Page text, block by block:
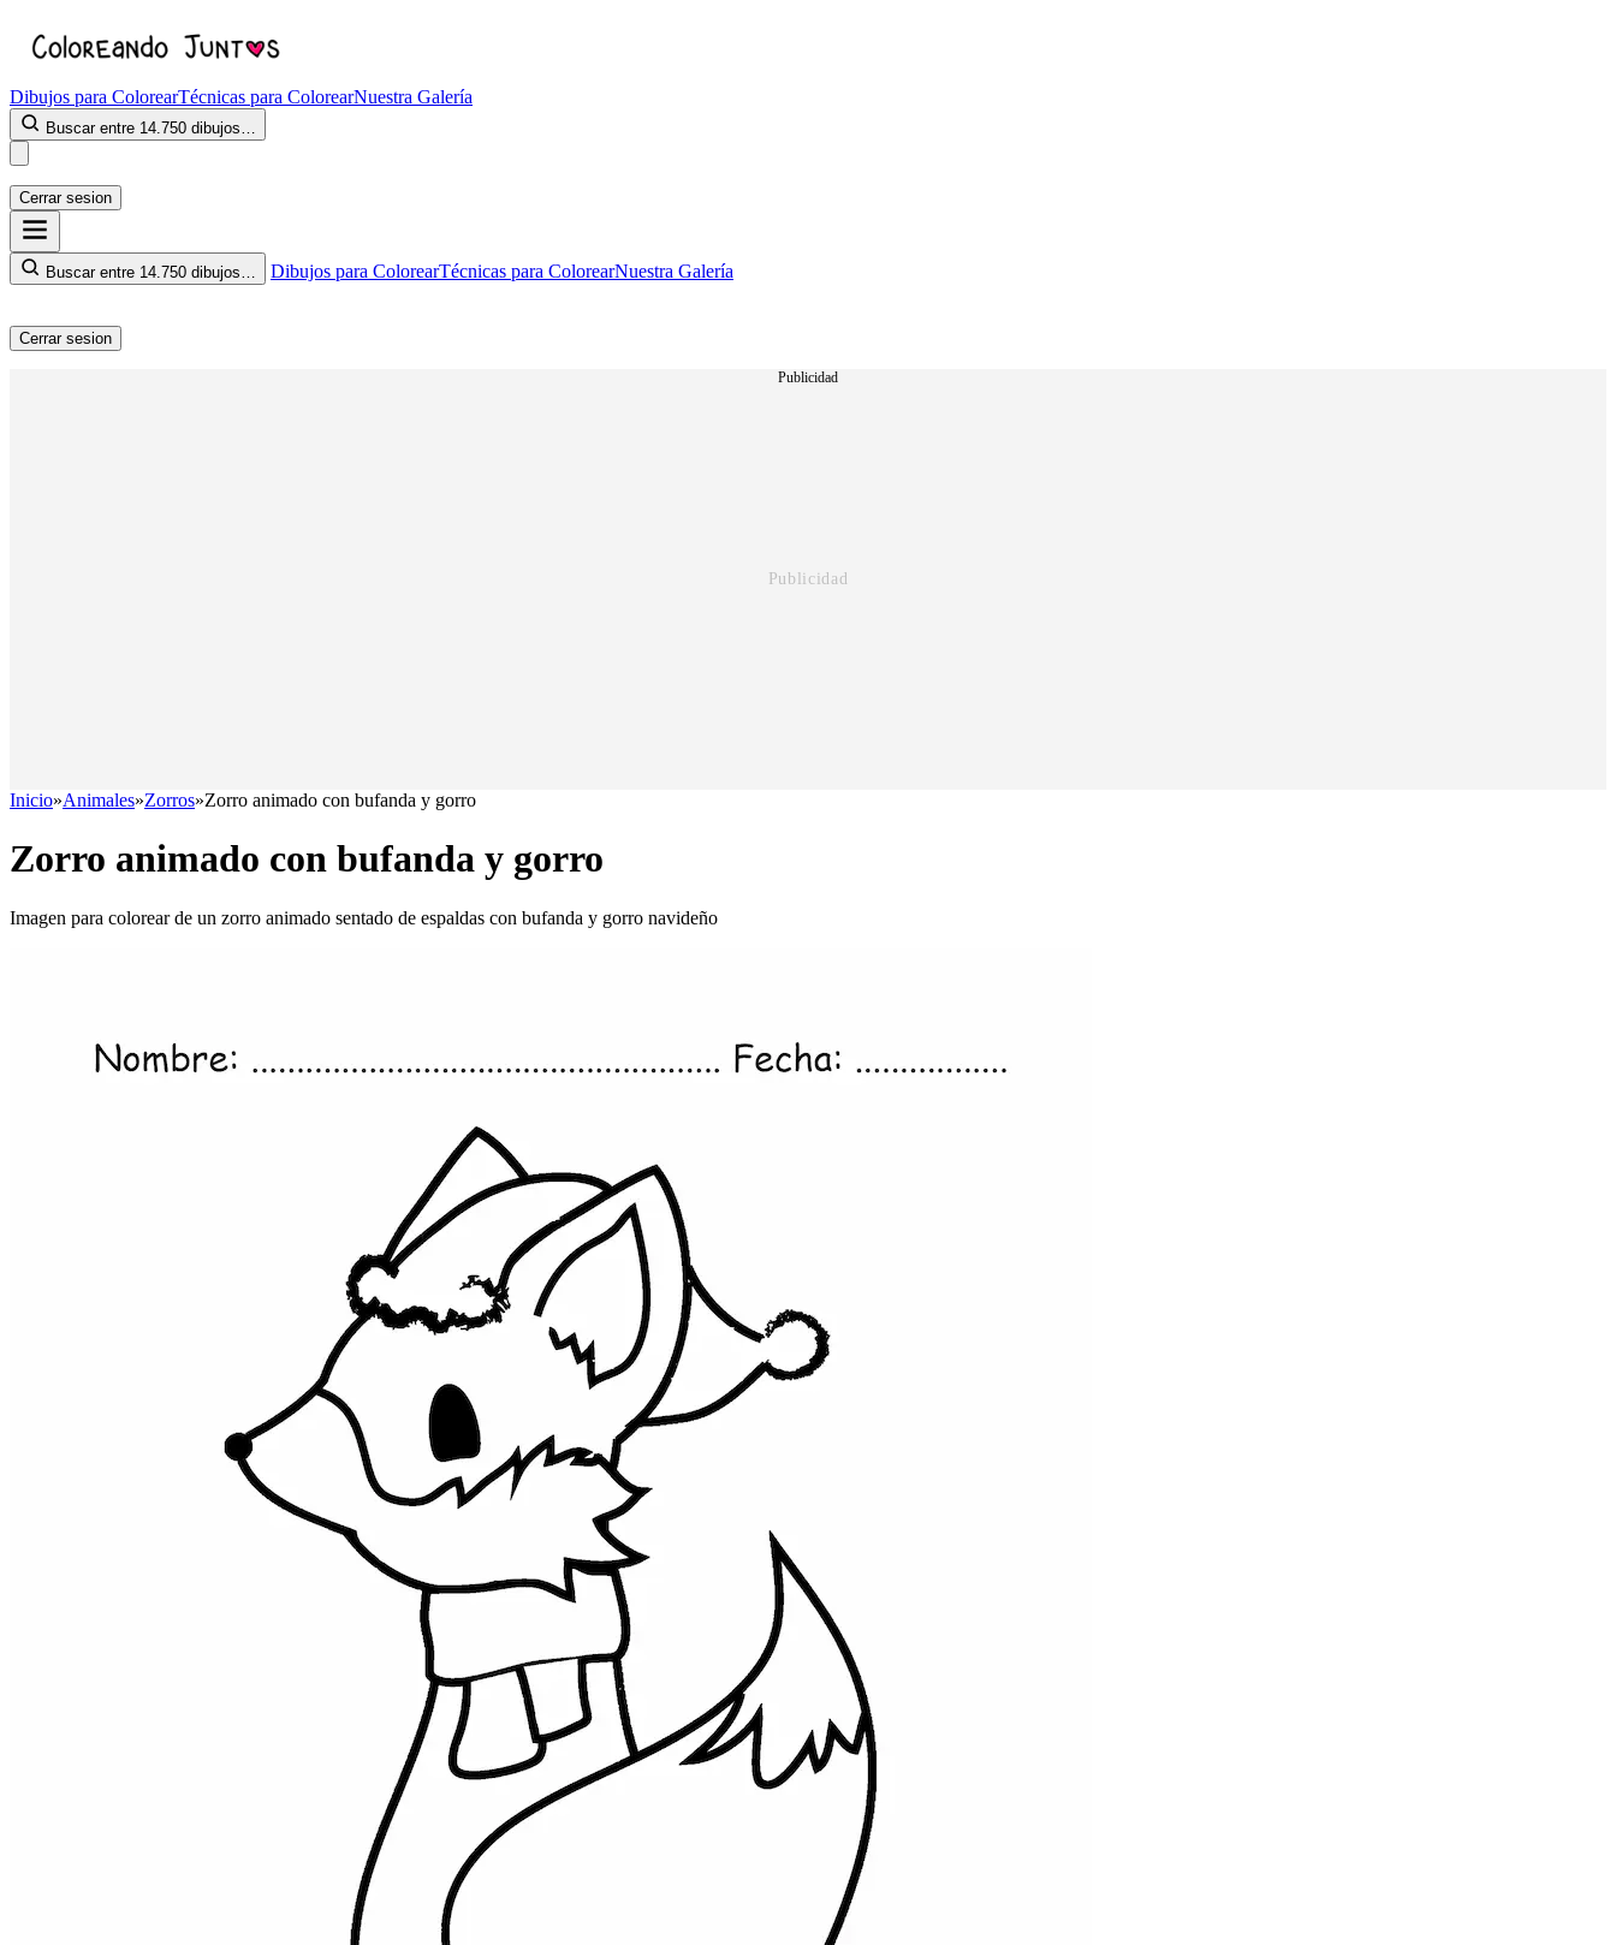
Dibujos para ColorearTécnicas para ColorearNuestra Galería
Buscar entre 14.750 dibujos…
Cerrar sesion
Buscar entre 14.750 dibujos… Dibujos para ColorearTécnicas para ColorearNuestra Galería
Cerrar sesion
Publicidad
Inicio»Animales»Zorros»Zorro animado con bufanda y gorro
Zorro animado con bufanda y gorro
Imagen para colorear de un zorro animado sentado de espaldas con bufanda y gorro navideño